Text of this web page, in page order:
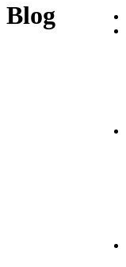
Blog